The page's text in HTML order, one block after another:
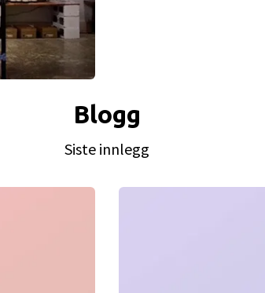
Blogg
Siste innlegg